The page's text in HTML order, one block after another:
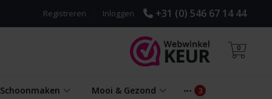
+31 (0) 546 67 14 44
Inloggen
Registreren
0
Mooi & Gezond